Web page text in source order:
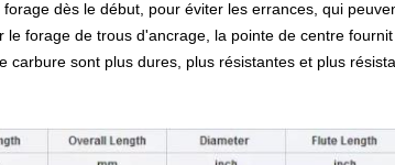
dès le début, pour éviter les errances, qui
le forage de trous d'ancrage, la pointe de centre
carbure sont plus dures, plus résistantes et plus